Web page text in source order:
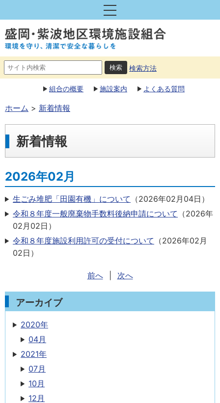
検索方法
組合の概要 施設案内 よくある質問
ホーム 新着情報
新着情報
2026年02月
生ごみ堆肥「田園有機」について （2026年02月04日 ）
令和８年度一般廃棄物手数料後納申請について （2026年
02月02日 ）
令和８年度施設利用許可の受付について （2026年02月
02日 ）
前へ 次へ
アーカイブ
2020年
04月
2021年
07月
10月
12月